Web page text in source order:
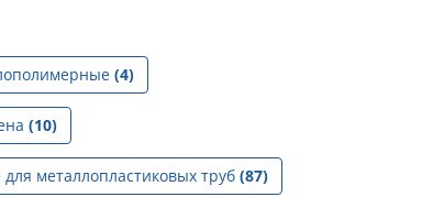
(4)
(10)
металлопластиковых труб (87)